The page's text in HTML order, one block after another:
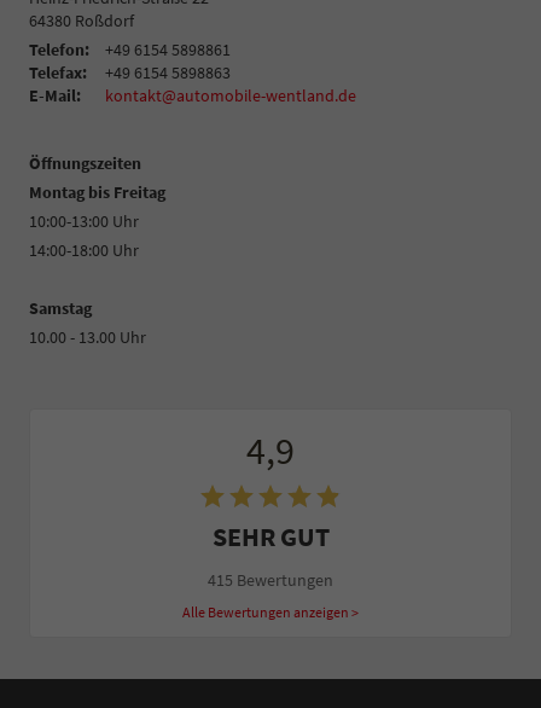
64380 Roßdorf
Telefon:
+49 6154 5898861
Telefax:
+49 6154 5898863
E-Mail:
kontakt@automobile-wentland.de
Öffnungszeiten
Montag bis Freitag
10:00-13:00 Uhr
14:00-18:00 Uhr
Samstag
10.00 - 13.00 Uhr
4,9
SEHR GUT
415 Bewertungen
Alle Bewertungen anzeigen >